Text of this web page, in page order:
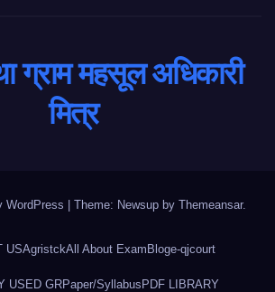
ग्राम महसूल अधिकारी
मित्र
WordPress Theme: Newsup by Themeansar.
USAgristckAll About ExamBloge-qjcourt
USED GRPaper/SyllabusPDF LIBRARY